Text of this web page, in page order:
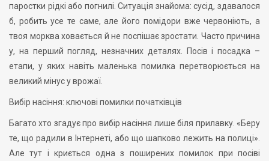
паростки рідкі або погнилі. Ситуація знайома: сусід, здавалося
б, робить усе те саме, але його помідори вже червоніють, а
твоя морква ховається й не поспішає зростати. Часто причина
у, на перший погляд, незначних деталях. Посів і посадка –
етапи, у яких навіть маленька помилка перетворюється на
великий мінус у врожаї.
Вибір насіння: ключові помилки початківців
Багато хто згадує про вибір насіння лише біля прилавку. «Беру
те, що радили в Інтернеті, або що шапково лежить на полиці».
Але тут і криється одна з поширених помилок при посіві